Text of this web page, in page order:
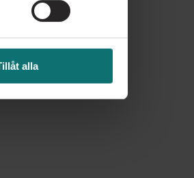
alla